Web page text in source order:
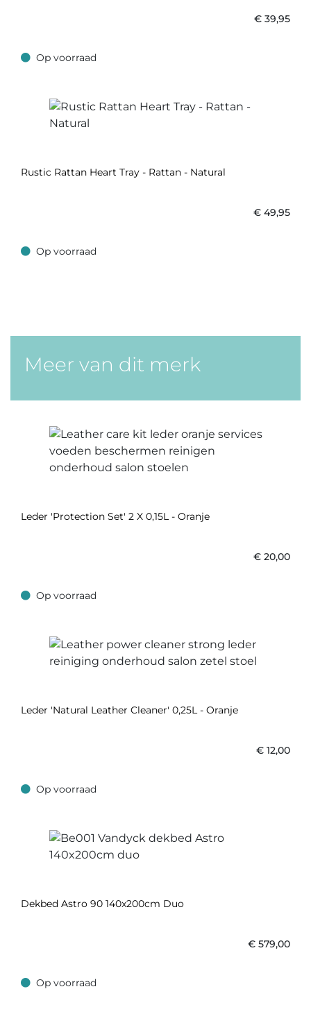
€ 39,95
Op voorraad
Op voorraad
Rustic Rattan Heart Tray - Rattan - Natural
€ 49,95
Op voorraad
Op voorraad
Meer van dit merk
Leder 'Protection Set' 2 X 0,15L - Oranje
€ 20,00
Op voorraad
Op voorraad
Leder 'Natural Leather Cleaner' 0,25L - Oranje
€ 12,00
Op voorraad
Op voorraad
Dekbed Astro 90 140x200cm Duo
€ 579,00
Op voorraad
Op voorraad